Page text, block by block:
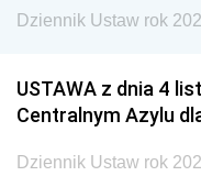
Dziennik Ustaw rok
USTAWA z dnia 4
Centralnym Azylu
Dziennik Ustaw rok